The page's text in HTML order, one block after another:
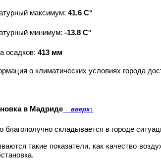
максимум: 41.6 C°
минимум: -13.8 C°
осадков: 413 мм
о климатических условиях города
в Мадриде вверх↑
благополучно складывается в городе
такие показатели, как качество